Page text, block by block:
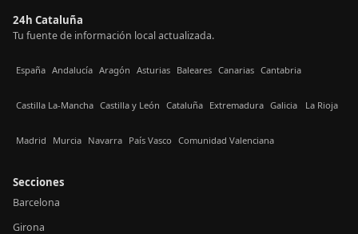
24h Cataluña
Tu fuente de información local actualizada.
España Andalucía Aragón Asturias Baleares Canarias Cantabria
Castilla La-Mancha Castilla y León Cataluña Extremadura Galicia La Rioja
Madrid Murcia Navarra País Vasco Comunidad Valenciana
Secciones
Barcelona
Girona